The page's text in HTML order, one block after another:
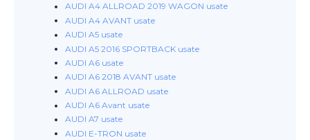
AUDI A4 ALLROAD 2019 WAGON usate
AUDI A4 AVANT usate
AUDI A5 usate
AUDI A5 2016 SPORTBACK usate
AUDI A6 usate
AUDI A6 2018 AVANT usate
AUDI A6 ALLROAD usate
AUDI A6 Avant usate
AUDI A7 usate
AUDI E-TRON usate